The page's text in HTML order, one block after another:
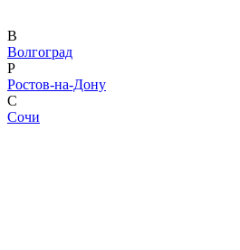
В
Волгоград
Р
Ростов-на-Дону
С
Сочи